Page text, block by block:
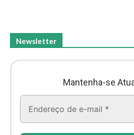
Newsletter
Mantenha-se